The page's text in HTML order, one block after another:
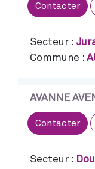
Contacter
Secteur :
Commune :
AVANNE
Contacter
Secteur :